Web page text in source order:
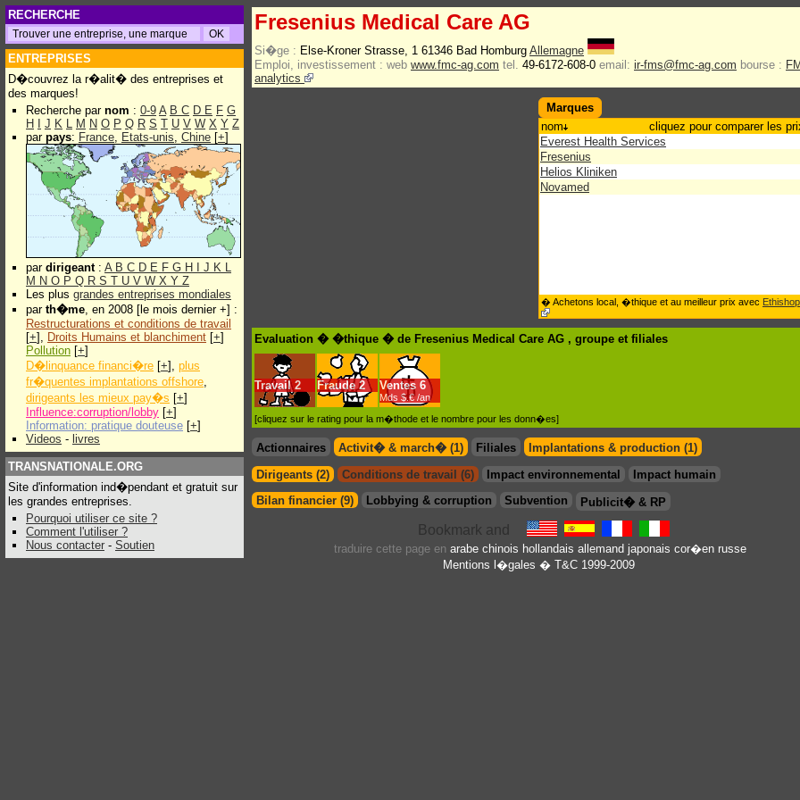
RECHERCHE
ENTREPRISES
D�couvrez la r�alit� des entreprises et
des marques!
Recherche par nom : 0-9 A B C D E F G
H
J K L M N O P Q R S T U V W X Y Z
par pays: France, Etats-unis, Chine [+]
par dirigeant: A B C D E F G H J K L
M N O P Q R S T U V W X Y Z
Les plus grandes entreprises mondiales
par th�me, en 2008 [le mois dernier +] :
Restructurations et conditions de travail
[+], Droits Humains et blanchiment [+]
Pollution [+]
D�linquance financi�re [+], plus
fr�quentes implantations offshore,
dirigeants les mieux pay�s [+]
Influence:corruption/lobby [+]
Information: pratique douteuse [+]
Videos - livres
TRANSNATIONALE.ORG
Site d'information ind�pendant et gratuit sur
les grandes entreprises.
Pourquoi utiliser ce site ?
Comment l'utiliser ?
Nous contacter - Soutien
Fresenius Medical Care AG
Si�ge : Else-Kroner Strasse, 1 61346 Bad Homburg Allemagne
Emploi, investissement : web www.fmc-ag.com tel. 49-6172-608-0 email: ir-fms@fmc-ag.com bourse :
analytics
Marques
nom
cliquez pour comparer les
Everest Health Services
Fresenius
Helios Kliniken
Novamed
� Achetons local, �thique et au meilleur prix avec Ethishop
Evaluation � �thique � de Fresenius Medical Care AG , groupe et filiales
Travail 2 Fraude 2 Ventes 6
Mds $.€ /an
[cliquez sur le rating pour la m�thode et le nombre pour les donn�es]
Actionnaires Activit� & march� (1) Filiales
Implantations & production (1)
Dirigeants (2)
Conditions de travail (6) Impact environnemental
Impact humain
Bilan financier (9)
Lobbying & corruption Subvention Publicit� & RP
traduire cette page en arabe chinois hollandais allemand japonais cor�en russe
Mentions l�gales � T&C 1999-2009